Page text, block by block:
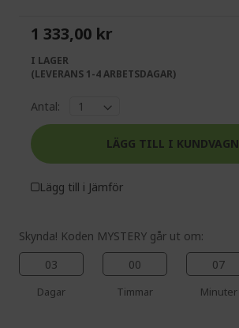
the
images
gallery
Skynda! Koden MYSTERY går ut om:
03
Dagar
00
Timmar
07
Minuter
1 333,00 kr
I LAGER
(LEVERANS 1-4 ARBETSDAGAR)
Antal:
LÄGG TILL I KUNDVAGN
Lägg till i Jämför